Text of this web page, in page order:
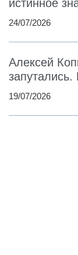
истинное
24/07/2026
Алексей
запутались.
19/07/2026